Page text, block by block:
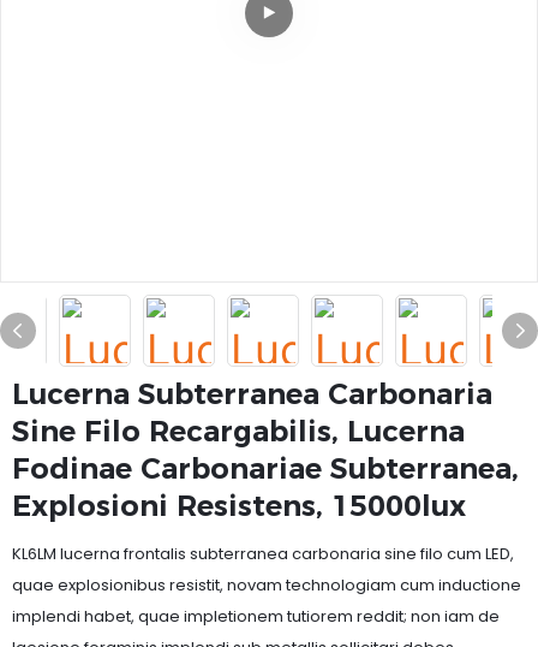
Lucerna Subterranea Carbonaria
Sine Filo Recargabilis, Lucerna
Fodinae Carbonariae Subterranea,
Explosioni Resistens, 15000lux
KL6LM lucerna frontalis subterranea carbonaria sine filo cum LED,
quae explosionibus resistit, novam technologiam cum inductione
implendi habet, quae impletionem tutiorem reddit; non iam de